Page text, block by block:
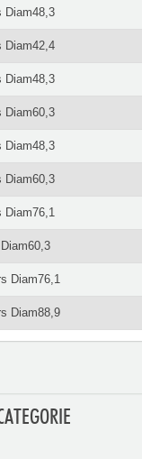
Diam48,3
Diam42,4
Diam48,3
Diam60,3
Diam48,3
Diam60,3
Diam76,1
Diam76,1
Diam88,9